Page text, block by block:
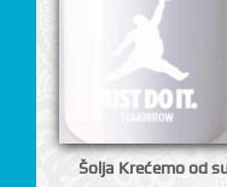
Šolja Krećemo od